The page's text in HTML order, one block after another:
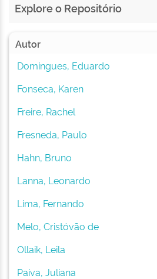
Explore o Repositório
Autor
Domingues, Eduardo
Fonseca, Karen
Freire, Rachel
Fresneda, Paulo
Hahn, Bruno
Lanna, Leonardo
Lima, Fernando
Melo, Cristóvão de
Ollaik, Leila
Paiva, Juliana